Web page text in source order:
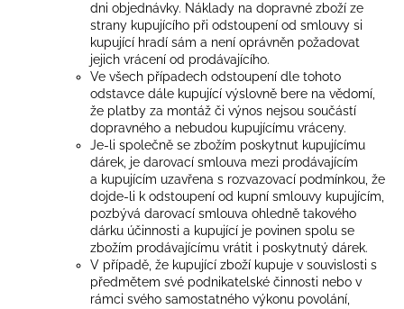
dni objednávky. Náklady na dopravné zboží ze
strany kupujícího při odstoupení od smlouvy si
kupující hradí sám a není oprávněn požadovat
jejich vrácení od prodávajícího.
Ve všech případech odstoupení dle tohoto
odstavce dále kupující výslovně bere na vědomí,
že platby za montáž či výnos nejsou součástí
dopravného a nebudou kupujícímu vráceny.
Je-li společně se zbožím poskytnut kupujícímu
dárek, je darovací smlouva mezi prodávajícím
a kupujícím uzavřena s rozvazovací podmínkou, že
dojde-li k odstoupení od kupní smlouvy kupujícím,
pozbývá darovací smlouva ohledně takového
dárku účinnosti a kupující je povinen spolu se
zbožím prodávajícímu vrátit i poskytnutý dárek.
V případě, že kupující zboží kupuje v souvislosti s
předmětem své podnikatelské činnosti nebo v
rámci svého samostatného výkonu povolání,